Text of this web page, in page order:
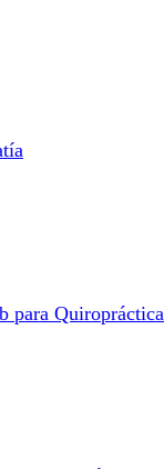
para Quiropráctica